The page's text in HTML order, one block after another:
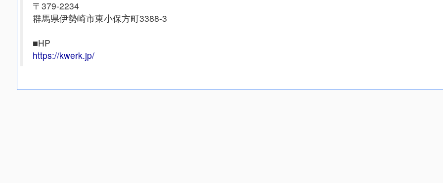
〒379-2234
群馬県伊勢崎市東小保方町3388-3
■HP
https://kwerk.jp/